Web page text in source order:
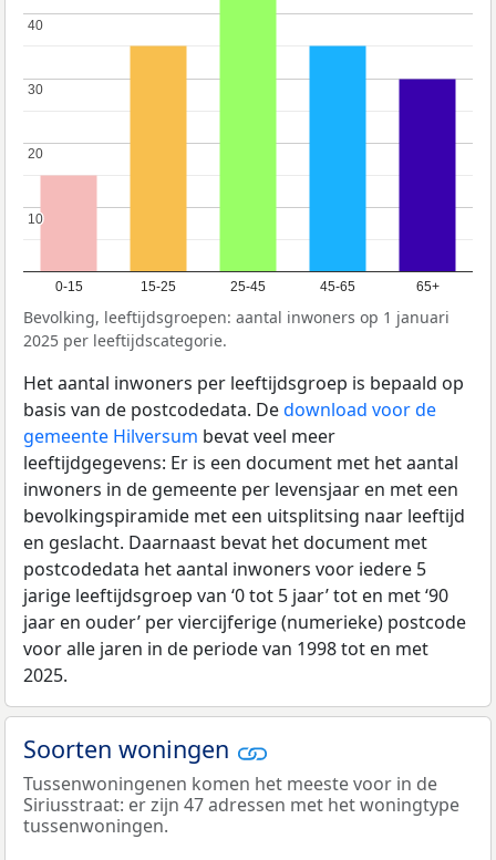
0-15 15-25 25-45 45-65 65+
10
10
20
20
30
30
40
40
Bevolking, leeftijdsgroepen: aantal inwoners op 1 januari
2025 per leeftijdscategorie.
Het aantal inwoners per leeftijdsgroep is bepaald op
basis van de postcodedata. Dedownload voor de
gemeente Hilversum bevat veel meer
leeftijdgegevens: Er is een document met het aantal
inwoners in de gemeente per levensjaar en met een
bevolkingspiramide met een uitsplitsing naar leeftijd
en geslacht. Daarnaast bevat het document met
postcodedata het aantal inwoners voor iedere 5
jarige leeftijdsgroep van ‘0 tot 5 jaar’ tot en met ‘90
jaar en ouder’ per viercijferige (numerieke) postcode
voor alle jaren in de periode van 1998 tot en met
2025.
Soorten woningen
Tussenwoningenen komen het meeste voor in de
Siriusstraat: er zijn 47 adressen met het woningtype
tussenwoningen.